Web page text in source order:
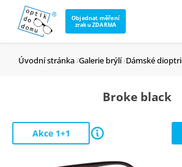
Objednat měření
zraku ZDARMA
Úvodní stránka Galerie brýlí Dámské
Broke black
Akce 1+1